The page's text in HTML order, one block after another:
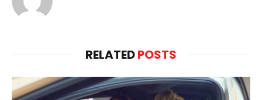
RELATEDPOSTS